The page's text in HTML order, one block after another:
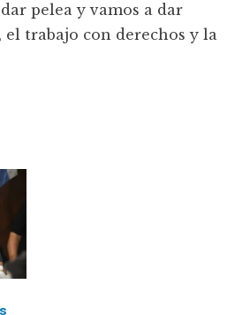
pelea y vamos a dar
el trabajo con derechos y la